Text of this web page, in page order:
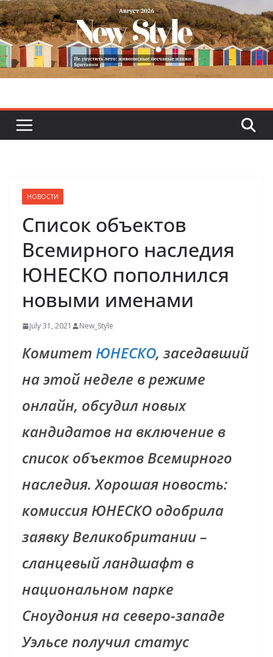
Skip
to
content
НОВОСТИ
Список объектов
Всемирного наследия
ЮНЕСКО пополнился
новыми именами
July 31, 2021 New_Style
Комитет ЮНЕСКО, заседавший
на этой неделе в режиме
онлайн, обсудил новых
кандидатов на включение в
список объектов Всемирного
наследия. Хорошая новость:
комиссия ЮНЕСКО одобрила
заявку Великобритании –
сланцевый ландшафт в
национальном парке
Сноудония на северо-западе
Уэльсе получил статус